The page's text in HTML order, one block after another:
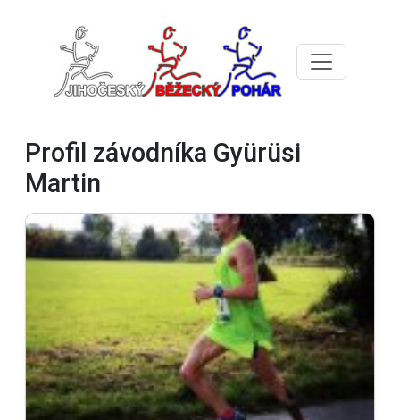
Profil závodníka Gyürüsi
Martin